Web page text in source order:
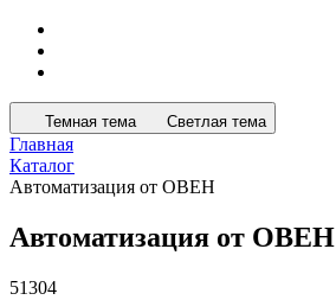
Темная тема Светлая тема
Главная
Каталог
Автоматизация от ОВЕН
Автоматизация от ОВЕН
51304